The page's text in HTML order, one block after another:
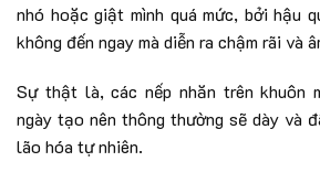
nhó hoặc giật mình quá mức, bởi hậu
không đến ngay mà diễn ra chậm rãi và
Sự thật là, các nếp nhăn trên khuôn
ngày tạo nên thông thường sẽ dày và
lão hóa tự nhiên.